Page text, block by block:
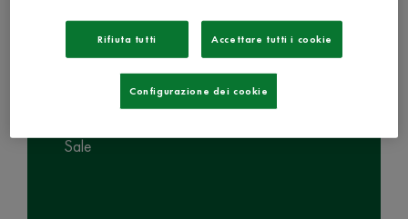
8 fettine di tacchino
1 cubetto de Il Mio Dado Star - Classico
Sale
Rifiuta tutti Accettare tutti i cookie
Configurazione dei cookie